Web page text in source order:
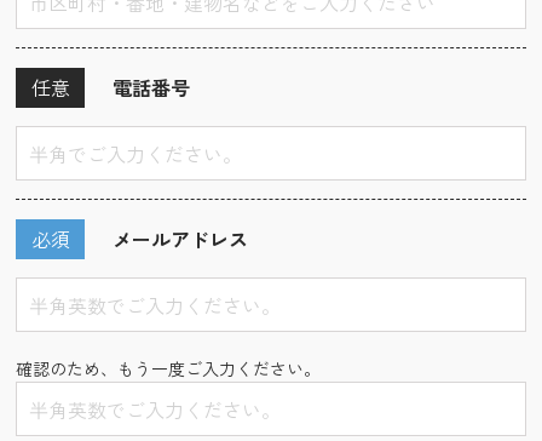
電話番号
任意
メールアドレス
必須
確認のため、もう一度ご入力ください。